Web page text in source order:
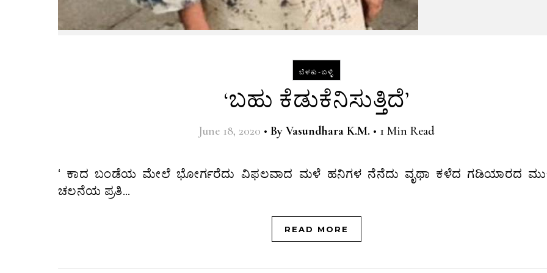
ಬೆಳಕು-ಬಳ್ಳಿ
‘ಬಹು ಕೆಡುಕೆನಿಸುತ್ತಿದೆ’
June 18, 2020 • By Vasundhara K.M. • 1 Min Read
‘ ಕಾದ ಬಂಡೆಯ ಮೇಲೆ ಭೋರ್ಗರೆದು ವಿಫಲವಾದ ಮಳೆ ಹನಿಗಳ ನೆನೆದು ವೃಥಾ ಕಳೆದ ಗಡಿಯಾರದ
ಚಲನೆಯ ಪ್ರತಿ…
READ MORE